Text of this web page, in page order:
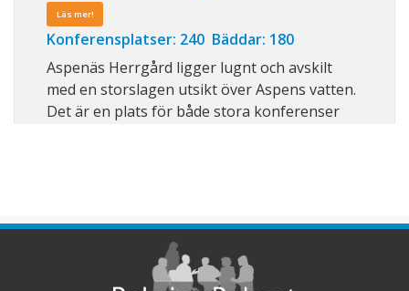
Läs mer!
Konferensplatser: 240 Bäddar: 180
Aspenäs Herrgård ligger lugnt och avskilt
med en storslagen utsikt över Aspens vatten.
Det är en plats för både stora konferenser
aktiviteter. Aspe ...